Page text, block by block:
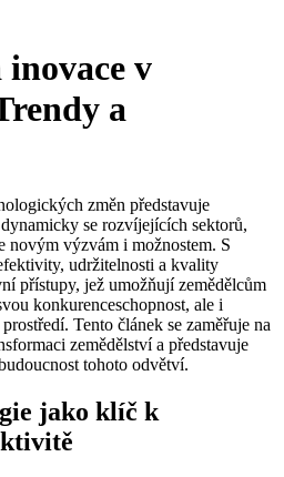
inovace v
a
změn představuje
se rozvíjejících sektorů,
novým výzvám i možnostem. S
udržitelnosti a kvality
přístupy, jež umožňují zemědělcům
konkurenceschopnost, ale i
Tento článek se zaměřuje na
zemědělství a představuje
tohoto odvětví.
jako klíč k